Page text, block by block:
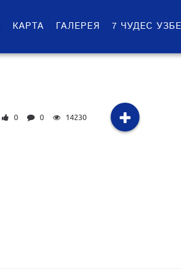
КАРТА ГАЛЕРЕЯ 7 ЧУДЕС
0 0 14230